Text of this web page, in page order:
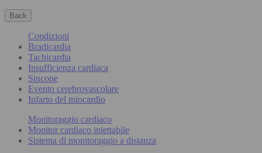
Back
Condizioni
Bradicardia
Tachicardia
Insufficienza cardiaca
Sincope
Evento cerebrovascolare
Infarto del miocardio
Monitoraggio cardiaco
Monitor cardiaco iniettabile
Sistema di monitoraggio a distanza